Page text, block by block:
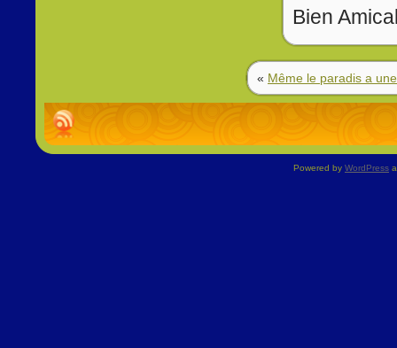
Bien
« Même le paradis a
Powered by WordPress